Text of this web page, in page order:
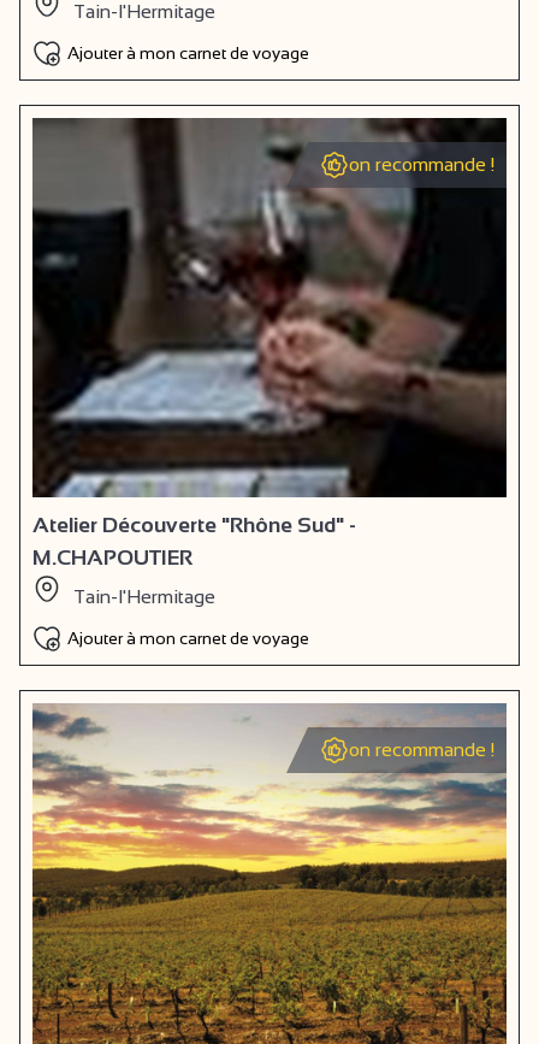
Tain-l'Hermitage
Ajouter à mon carnet de voyage
on recommande !
Atelier Découverte "Rhône Sud" -
M.CHAPOUTIER
Tain-l'Hermitage
Ajouter à mon carnet de voyage
on recommande !